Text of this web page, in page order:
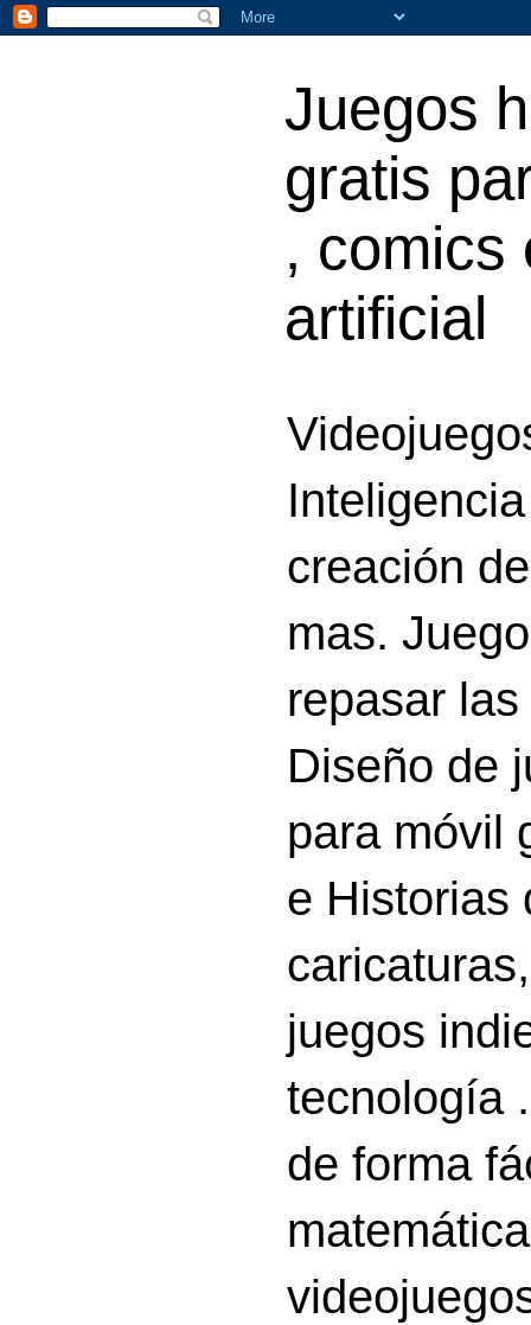
Juegos
gratis
, comics
artificial
creación
mas.
repasar
Diseño de
para móvil
e Historias
juegos
tecnología
de forma